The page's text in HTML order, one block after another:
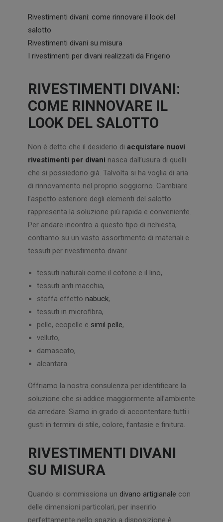
Rivestimenti divani: come rinnovare il look del
salotto
Rivestimenti divani su misura
I rivestimenti per divani realizzati da Frigerio
RIVESTIMENTI DIVANI:
COME RINNOVARE IL
LOOK DEL SALOTTO
Non è detto che il desiderio di acquistare nuovi
rivestimenti per divani nasca dall’usura di quelli
che si possiedono già. Talvolta si ha voglia di aria
di rinnovamento nel proprio soggiorno. Cambiare
l’aspetto esteriore degli elementi del salotto
rappresenta la soluzione più rapida e conveniente.
Per andare incontro a questo tipo di richiesta,
contiamo su un vasto assortimento di materiali e
tessuti per rivestimento divani:
tessuti naturali come il cotone e il lino,
tessuti anti macchia,
stoffa effetto nabuck,
tessuti in microfibra,
pelle, ecopelle e simil pelle,
velluto,
damascato,
alcantara.
Offriamo la nostra consulenza per identificare la
soluzione che si addice maggiormente all’ambiente
da arredare. Siamo in grado di accontentare tutti i
gusti in termini di stile, colore, fantasie e finitura.
RIVESTIMENTI DIVANI
SU MISURA
Quando si commissiona un divano artigianale con
delle dimensioni particolari, per inserirlo
perfettamente nello spazio a disposizione è